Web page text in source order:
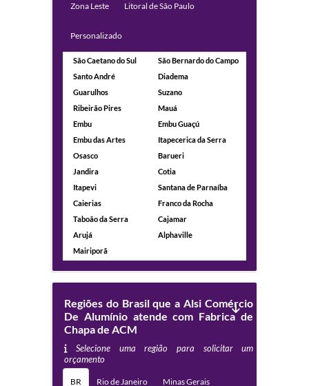
Zona Leste Litoral de São Paulo
Personalizado
São Caetano do Sul
São Bernardo do Campo
Santo André
Diadema
Guarulhos
Suzano
Ribeirão Pires
Mauá
Embu
Embu Guaçú
Embu das Artes
Itapecerica da Serra
Osasco
Barueri
Jandira
Cotia
Itapevi
Santana de Parnaíba
Caierias
Franco da Rocha
Taboão da Serra
Cajamar
Arujá
Alphaville
Mairiporã
Regiões do Brasil que a Alsi Comércio
De Alumínio atende com Fabrica de
Chapa de ACM
Selecione uma região para solicitar um
orçamento
BR Rio de Janeiro Minas Gerais